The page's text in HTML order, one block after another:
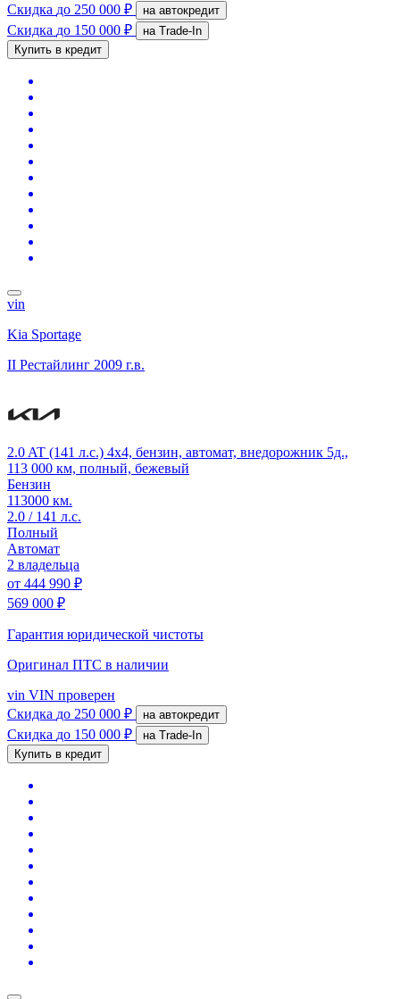
Скидка до 250 000 ₽ на автокредит
Скидка до 150 000 ₽
на Trade-In
Купить в кредит
vin
Kia Sportage
II Рестайлинг 2009 г.в.
2.0 AT (141 л.с.) 4x4, бензин, автомат, внедорожник 5д.,
113 000 км, полный, бежевый
Бензин
113000 км.
2.0 / 141 л.с.
Полный
Автомат
2 владельца
от 444 990 ₽
569 000 ₽
Гарантия юридической чистоты
Оригинал ПТС в наличии
vin VIN проверен
Скидка до 250 000 ₽ на автокредит
Скидка до 150 000 ₽
на Trade-In
Купить в кредит